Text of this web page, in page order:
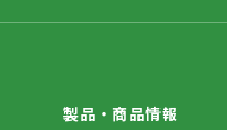
製品・商品情報